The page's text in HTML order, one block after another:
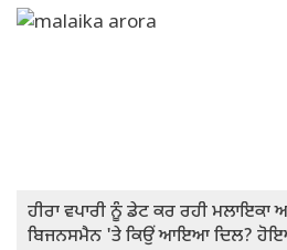
ਹੀਰਾ ਵਪਾਰੀ ਨੂੰ ਡੇਟ ਕਰ ਰਹੀ ਮਲਾਇਕਾ
ਬਿਜਨਸਮੈਨ 'ਤੇ ਕਿਉਂ ਆਇਆ ਦਿਲ?